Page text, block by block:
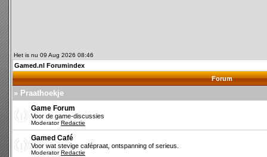
Het is nu 09 Aug 2026 08:46
Gamed.nl Forumindex
Forum
» Praathoekje
Game Forum
Voor de game-discussies
ModeratorRedactie
Gamed Café
Voor wat stevige cafépraat, ontspanning of serieus.
ModeratorRedactie